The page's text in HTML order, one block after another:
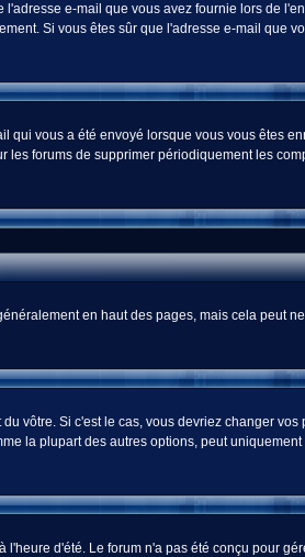
e-mail que vous avez fournie lors de
Si vous êtes sûr que l'adresse e-mail que
vous a été envoyé lorsque vous vous êtes
forums de supprimer périodiquement les
en haut des pages, mais cela peut
vôtre. Si c'est le cas, vous devriez changer
la plupart des autres options, peut
d'été. Le forum n'a pas été conçu pour